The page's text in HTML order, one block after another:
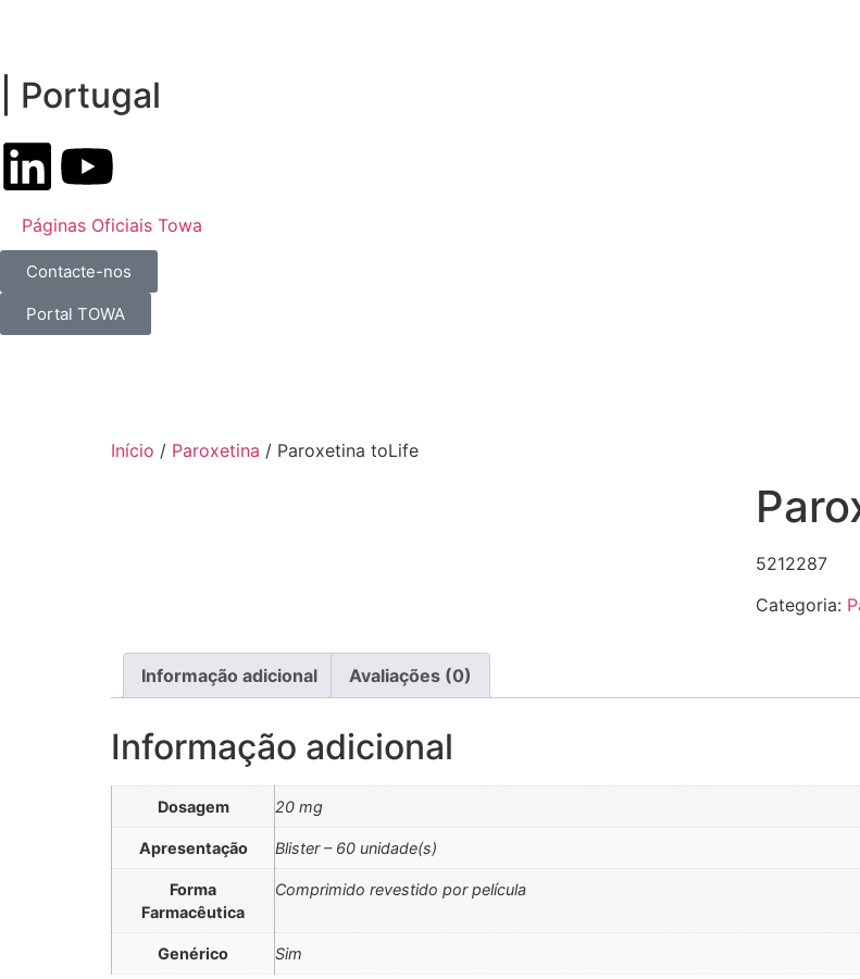
| Portugal
Páginas Oficiais Towa
Contacte-nos
Portal TOWA
Início / Paroxetina / Paroxetina toLife
5212287
Categoria:
Informação adicional Avaliações (0)
Informação adicional
Dosagem 20 mg
Apresentação Blister – 60 unidade(s)
Forma
Farmacêutica
Comprimido revestido por película
Genérico Sim